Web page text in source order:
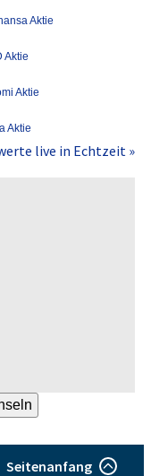
Aktie
Aktie
Aktie
Aktie
live in Echtzeit »
Seitenanfang